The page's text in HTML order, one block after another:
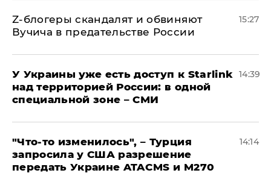
Z-блогеры скандалят и обвиняют
Вучича в предательстве России
15:27
У Украины уже есть доступ к Starlink
над территорией России: в одной
специальной зоне – СМИ
14:39
​"Что-то изменилось", – Турция
запросила у США разрешение
передать Украине ATACMS и M270
14:14